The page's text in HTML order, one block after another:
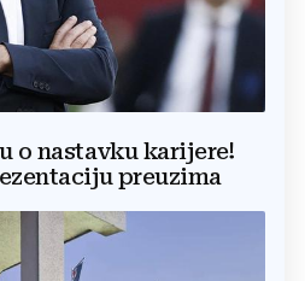
o nastavku karijere!
preuzima